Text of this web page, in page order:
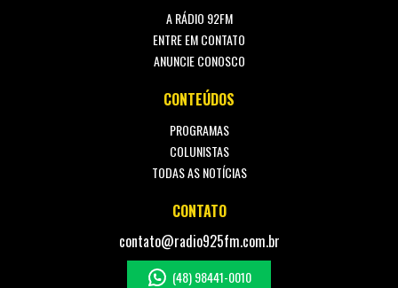
A RÁDIO 92FM
ENTRE EM CONTATO
ANUNCIE CONOSCO
CONTEÚDOS
PROGRAMAS
COLUNISTAS
TODAS AS NOTÍCIAS
CONTATO
contato@radio925fm.com.br
(48) 98441-0010